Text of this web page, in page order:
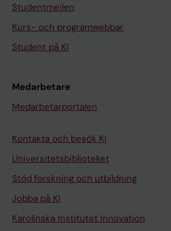
Studentmejlen
Kurs- och programwebbar
Student på KI
Medarbetare
Medarbetarportalen
Kontakta och besök KI
Universitetsbiblioteket
Stöd forskning och utbildning
Jobba på KI
Karolinska Institutet Innovation